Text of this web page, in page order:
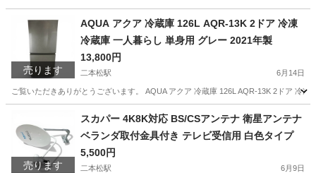
売ります
AQUA アクア 冷蔵庫 126L AQR-13K 2ドア 冷凍
冷蔵庫 一人暮らし 単身用 グレー 2021年製
13,800円
二本松駅 6月14日
ご覧いただきありがとうございます。 AQUA アクア 冷蔵庫 126L AQR-13K 2ドア 冷
二本松駅 キッチン家電
売ります
スカパー 4K8K対応 BS/CSアンテナ 衛星アンテナ
ベランダ取付金具付き テレビ受信用 白色タイプ
5,500円
二本松駅 6月9日